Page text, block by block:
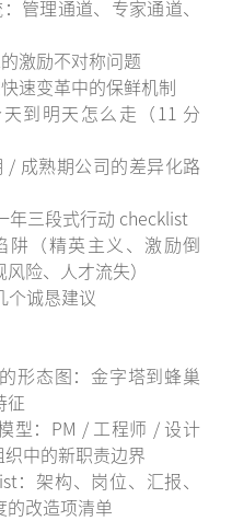
管理通道、专家通道、
激励不对称问题
速变革中的保鲜机制
到明天怎么走（11 分
/ 成熟期公司的差异化路
年三段式行动 checklist
阱（精英主义、激励倒
险、人才流失）
个诚恳建议
形态图：金字塔到蜂巢
征
型：PM / 工程师 / 设计
中的新职责边界
：架构、岗位、汇报、
的改造项清单